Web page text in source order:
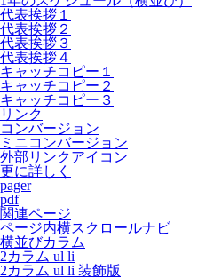
代表挨拶１
代表挨拶２
代表挨拶３
代表挨拶４
キャッチコピー１
キャッチコピー２
キャッチコピー３
リンク
コンバージョン
ミニコンバージョン
外部リンクアイコン
更に詳しく
pager
pdf
関連ページ
ページ内横スクロールナビ
横並びカラム
2カラム ul li
2カラム ul li 装飾版